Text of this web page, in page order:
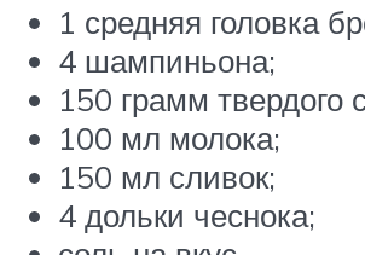
1 средняя головка
4 шампиньона;
150 грамм твердого
100 мл молока;
150 мл сливок;
4 дольки чеснока;